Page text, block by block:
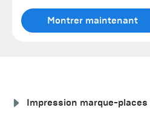
Montrer maintenant
Impression marque-